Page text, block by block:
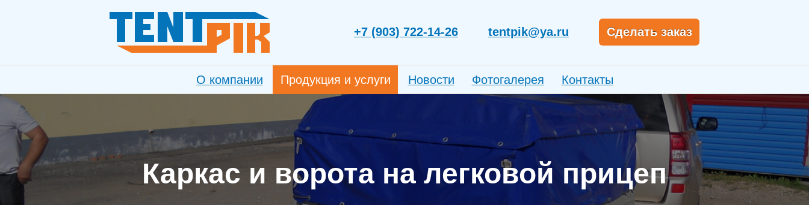
+7 (903) 722-14-26 tentpik@ya.ru Сделать заказ
О компании Продукция и услуги Новости Фотогалерея Контакты
Каркас и ворота на легковой прицеп